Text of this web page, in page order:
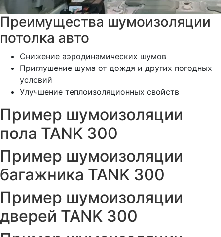
Преимущества шумоизоляции
потолка авто
Снижение аэродинамических шумов
Приглушение шума от дождя и других погодных
условий
Улучшение теплоизоляционных свойств
Пример шумоизоляции
пола TANK 300
Пример шумоизоляции
багажника TANK 300
Пример шумоизоляции
дверей TANK 300